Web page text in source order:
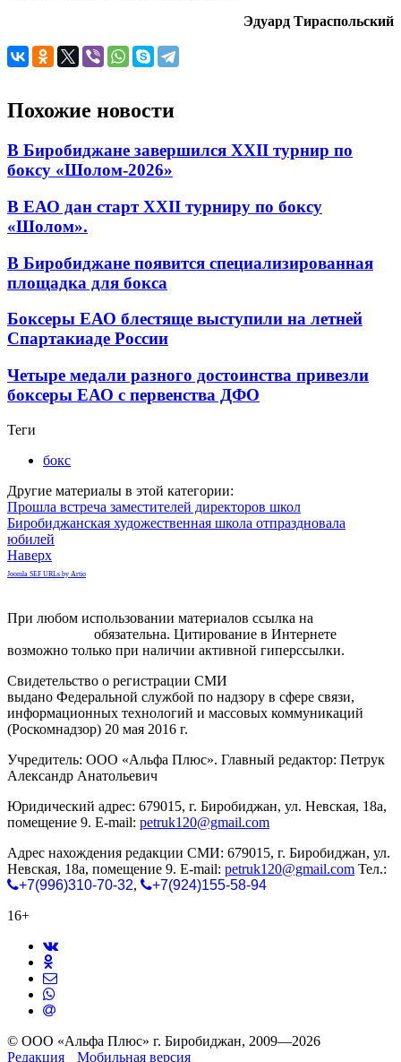
Эдуард Тираспольский
Похожие новости
В Биробиджане завершился XXII турнир по
боксу «Шолом-2026»
В ЕАО дан старт XXII турниру по боксу
«Шолом».
В Биробиджане появится специализированная
площадка для бокса
Боксеры ЕАО блестяще выступили на летней
Спартакиаде России
Четыре медали разного достоинства привезли
боксеры ЕАО с первенства ДФО
Теги
бокс
Другие материалы в этой категории:
Прошла встреча заместителей директоров школ
Биробиджанская художественная школа отпраздновала
юбилей
Наверх
Joomla SEF URLs by Artio
При любом использовании материалов ссылка на
обязательна. Цитирование в Интернете
возможно только при наличии активной гиперссылки.
Свидетельство о регистрации СМИ
выдано Федеральной службой по надзору в сфере связи,
информационных технологий и массовых коммуникаций
(Роскомнадзор) 20 мая 2016 г.
Учредитель: ООО «Альфа Плюс». Главный редактор: Петрук
Александр Анатольевич
Юридический адрес: 679015, г. Биробиджан, ул. Невская, 18а,
помещение 9. E-mail: petruk120@gmail.com
Адрес нахождения редакции СМИ: 679015, г. Биробиджан, ул.
Невская, 18а, помещение 9. E-mail: petruk120@gmail.com Тел.:
+7(996)310-70-32,
+7(924)155-58-94
16+
© ООО «Альфа Плюс» г. Биробиджан, 2009—2026
Редакция
Мобильная версия